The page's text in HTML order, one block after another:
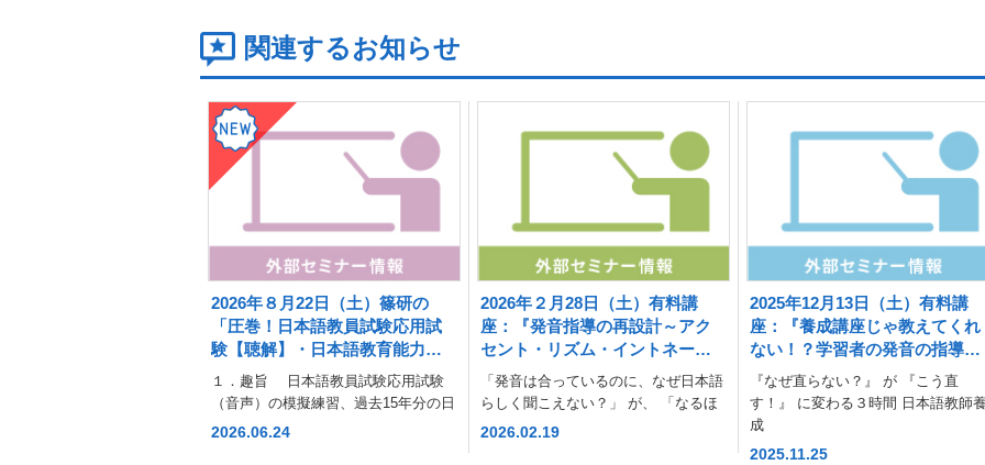
関連するお知らせ
2026年８月22日（土）篠研の
「圧巻！日本語教員試験応用試
験【聴解】・日本語教育能力検
定試験【試験Ⅱ】徹底解説セミ
ナー」
１．趣旨 日本語教員試験応用試験
（音声）の模擬練習、過去15年分の日
2026.06.24
2026年２月28日（土）有料講
座：『発音指導の再設計～アク
セント・リズム・イントネーシ
ョン～』講座
「発音は合っているのに、なぜ日本語
らしく聞こえない？」 が、 「なるほ
2026.02.19
2025年12月13日（土）有料講
座：『養成講座じゃ教えてくれ
ない！？学習者の発音の指導方
法』講座
『なぜ直らない？』 が 『こう直
す！』 に変わる３時間 日本語教師養
成
2025.11.25